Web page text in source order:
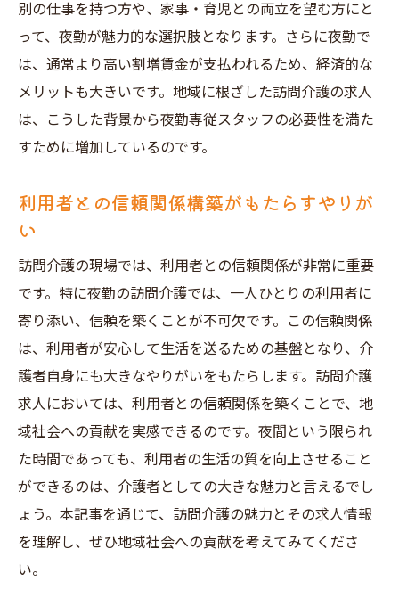
別の仕事を持つ方や、家事・育児との両立を望む方にと
って、夜勤が魅力的な選択肢となります。さらに夜勤で
は、通常より高い割増賃金が支払われるため、経済的な
メリットも大きいです。地域に根ざした訪問介護の求人
は、こうした背景から夜勤専従スタッフの必要性を満た
すために増加しているのです。
利用者との信頼関係構築がもたらすやりが
い
訪問介護の現場では、利用者との信頼関係が非常に重要
です。特に夜勤の訪問介護では、一人ひとりの利用者に
寄り添い、信頼を築くことが不可欠です。この信頼関係
は、利用者が安心して生活を送るための基盤となり、介
護者自身にも大きなやりがいをもたらします。訪問介護
求人においては、利用者との信頼関係を築くことで、地
域社会への貢献を実感できるのです。夜間という限られ
た時間であっても、利用者の生活の質を向上させること
ができるのは、介護者としての大きな魅力と言えるでし
ょう。本記事を通じて、訪問介護の魅力とその求人情報
を理解し、ぜひ地域社会への貢献を考えてみてくださ
い。